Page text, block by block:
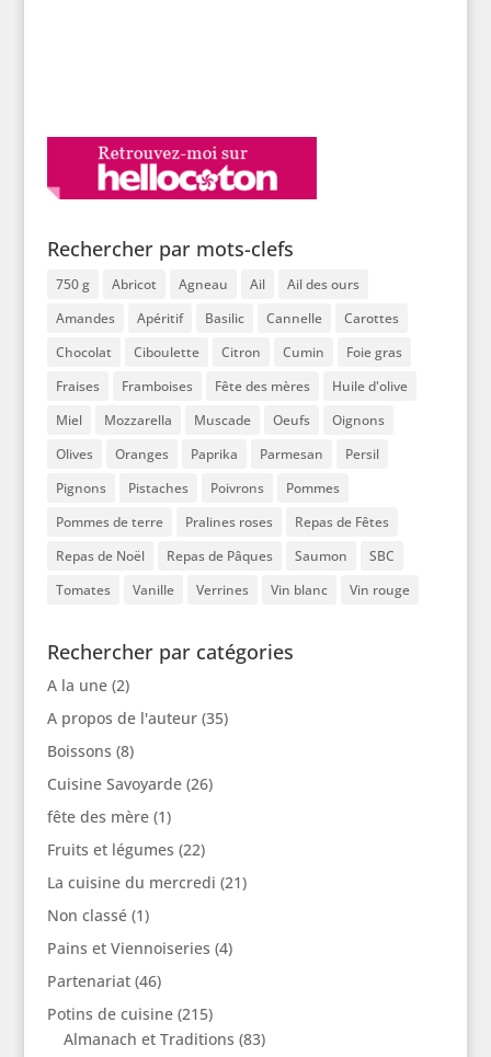
Rechercher par mots-clefs
750 g Abricot Agneau Ail
Ail des ours
Amandes
Apéritif Basilic Cannelle
Carottes
Chocolat
Ciboulette Citron Cumin
Foie gras
Fraises
Framboises Fête des mères
Huile d'olive
Miel
Mozzarella Muscade Oeufs
Oignons
Olives
Oranges Paprika Parmesan
Persil
Pignons
Pistaches Poivrons
Pommes
Pommes de terre
Pralines roses
Repas de Fêtes
Repas de Noël
Repas de Pâques Saumon
SBC
Tomates
Vanille Verrines Vin blanc Vin rouge
Rechercher par catégories
A la une(2)
A propos de l'auteur(35)
Boissons (8)
Cuisine Savoyarde(26)
fête des mère(1)
Fruits et légumes (22)
La cuisine du mercredi (21)
Non classé(1)
Pains et Viennoiseries (4)
Partenariat(46)
Potins de cuisine(215)
Almanach et Traditions (83)